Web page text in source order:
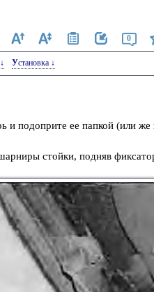
0
Установка ↓
и подоприте ее папкой (или
стойки, подняв